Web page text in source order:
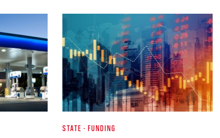
STATE - FUNDING